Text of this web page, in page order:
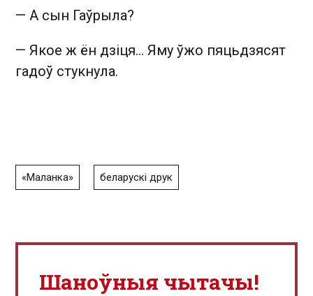
— А сын Гаўрыла?
— Якое ж ён дзіця... Яму ўжо пяцьдзясят
гадоў стукнула.
«Маланка» беларускі друк
Шаноўныя чытачы!